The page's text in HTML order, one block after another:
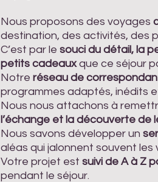
Nous proposons des voyages
destination, des activités, des
C’est par le souci du détail, la
petits cadeauxque ce séjour
Notre réseau de
programmes adaptés, inédits
Nous nous attachons à
l’échange et la découverte de
Nous savons développer un
aléas qui jalonnent souvent
Votre projet est suivi de A à Z
pendant le séjour.